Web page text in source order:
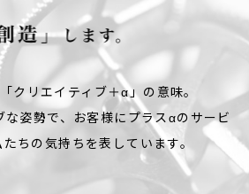
クリエイティブ＋α」の意味。
な姿勢で、お客様にプラスαのサービ
ちの気持ちを表しています。